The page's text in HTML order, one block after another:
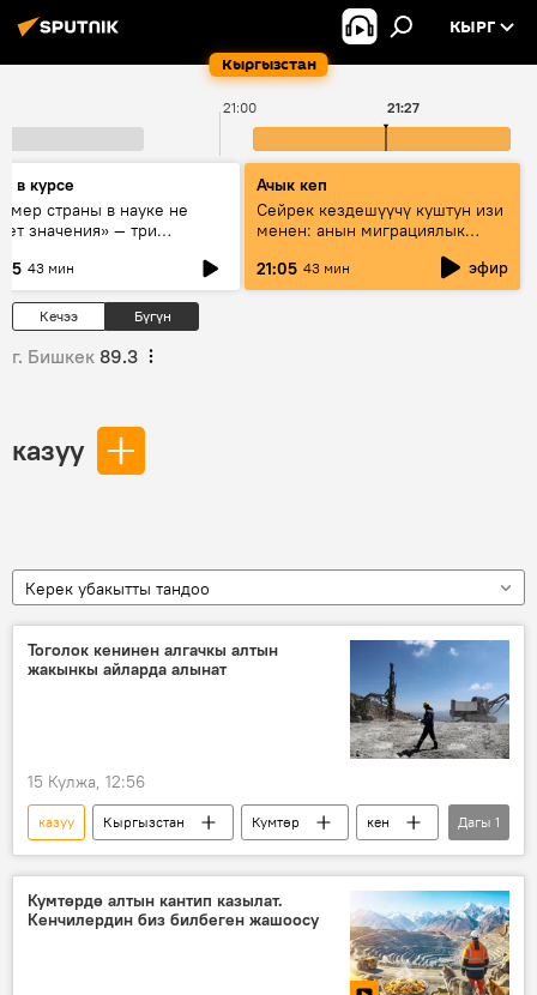
Кыргызстан
КЫРГ
21:00 21:27
в курсе
страны в науке не
значения» — три
и Кыргызстана в
и исследованиях
43 мин
Ачык кеп
Сейрек кездешүүчү куштун изи
менен: анын миграциялык
жолу эмнеден кабар берет?
21:05 43 мин эфир
Кечээ Бүгүн
г. Бишкек 89.3
казуу
Керек убакытты тандоо
Тоголок кенинен алгачкы алтын
жакынкы айларда алынат
15 Кулжа, 12:56
казуу Кыргызстан Кумтөр
кен
алтын
Дагы 1
Кумтөрдө алтын кантип казылат.
Кенчилердин биз билбеген жашоосу